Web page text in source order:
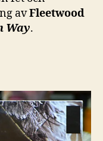
avFleetwood
Way.